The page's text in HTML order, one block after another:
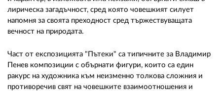
лирическа загадъчност, сред която човешкият силует
напомня за своята преходност сред тържествуващата
вечност на природата.
Част от експозицията "Пътеки" са типичните за Владимир
Пенев композиции с обърнати фигури, които са един
ракурс на художника към неизменно толкова сложния и
противоречив свят на човешките взаимоотношения и